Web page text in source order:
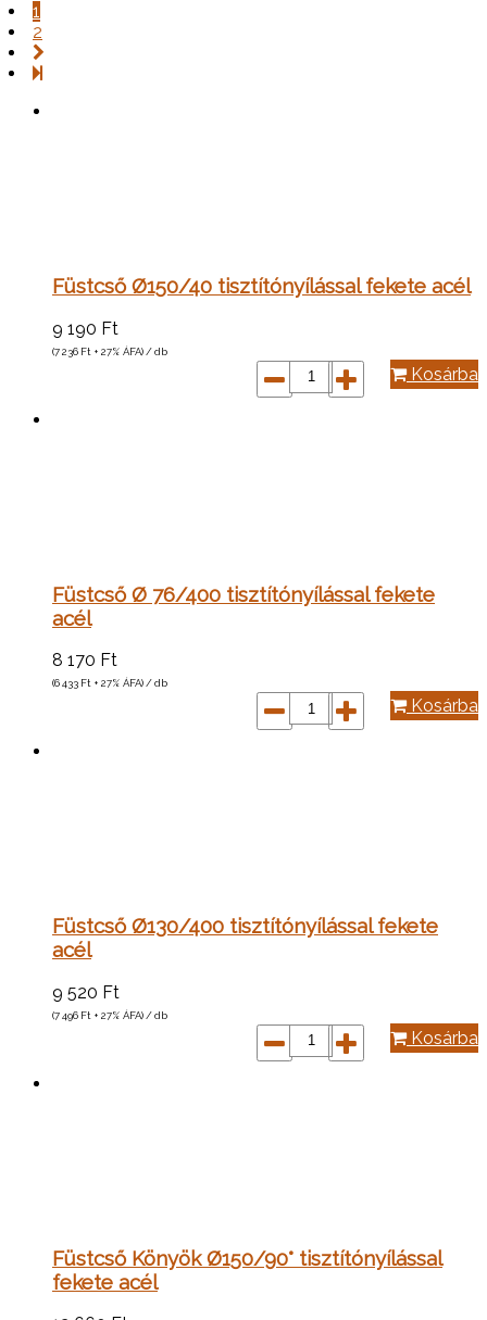
1
2
Füstcső Ø150/40 tisztítónyílással fekete acél
9 190 Ft
(7 236 Ft + 27% ÁFA) / db
Kosárba
Füstcső Ø 76/400 tisztítónyílással fekete
acél
8 170 Ft
(6 433 Ft + 27% ÁFA) / db
Kosárba
Füstcső Ø130/400 tisztítónyílással fekete
acél
9 520 Ft
(7 496 Ft + 27% ÁFA) / db
Kosárba
Füstcső Könyök Ø150/90° tisztítónyílással
fekete acél